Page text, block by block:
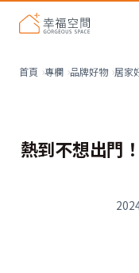
首頁 專欄 品牌好物 居家
熱到不想出門